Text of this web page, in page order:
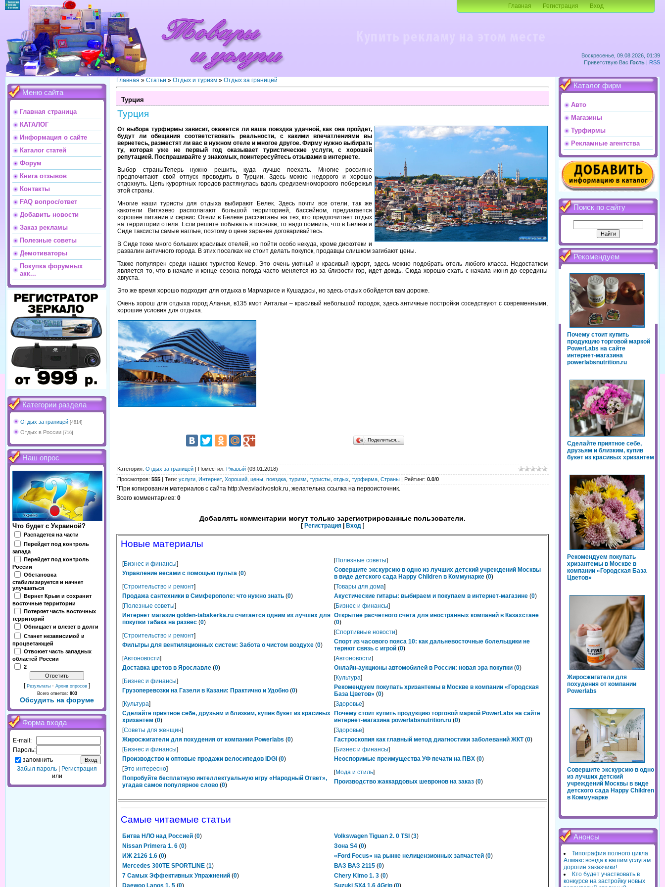
Воскресенье, 09.08.2026, 01:39
Приветствую Вас Гость | RSS
Главная Регистрация Вход
Меню сайта
Главная страница
КАТАЛОГ
Информация о сайте
Каталог статей
Форум
Книга отзывов
Контакты
FAQ вопрос/ответ
Добавить новости
Заказ рекламы
Полезные советы
Демотиваторы
Покупка форумных
акк...
Категории раздела
Отдых за границей [4814]
Отдых в России [716]
Наш опрос
Что будет с Украиной?
Распадется на части
Перейдет под контроль
запада
Перейдет под контроль
России
Обстановка
стабилизируется и начнет
улучшаться
Вернет Крым и сохранит
восточные территории
Потеряет часть восточных
территорий
Обнищает и влезет в долги
Станет независимой и
процветающей
Отвоюет часть западных
областей России
2
[ Результаты · Архив опросов ]
Всего ответов: 803
Обсудить на форуме
Форма входа
E-mail:
Пароль:
запомнить
Забыл пароль
Регистрация
или
Главная » Статьи » Отдых и туризм » Отдых за границей
Турция
Турция
От выбора турфирмы зависит, окажется ли ваша поездка удачной, как она пройдет,
будут ли обещания соответствовать реальности, с какими впечатлениями вы
вернетесь, разместят ли вас в нужном отеле и многое другое. Фирму нужно выбирать
ту, которая уже не первый год оказывает туристические услуги, с хорошей
репутацией. Поспрашивайте у знакомых, поинтересуйтесь отзывами в интернете.
Выбор страныТеперь нужно решить, куда лучше поехать. Многие россияне
предпочитают свой отпуск проводить в Турции. Здесь можно недорого и хорошо
отдохнуть. Цепь курортных городов растянулась вдоль средиземноморского побережья
этой страны.
Многие наши туристы для отдыха выбирают Белек. Здесь почти все отели, так же
какотели Витязево располагают большой территорией, бассейном, предлагается
хорошее питание и сервис. Отели в Белеке рассчитаны на тех, кто предпочитает отдых
на территории отеля. Если решите побывать в поселке, то надо помнить, что в Белеке и
Сиде таксисты самые наглые, поэтому о цене заранее договаривайтесь.
В Сиде тоже много больших красивых отелей, но пойти особо некуда, кроме дискотеки и
развалин античного города. В этих поселках не стоит делать покупок, продавцы слишком загибают цены.
Также популярен среди наших туристов Кемер. Это очень уютный и красивый курорт, здесь можно подобрать отель любого класса. Недостатком
является то, что в начале и конце сезона погода часто меняется из-за близости гор, идет дождь. Сюда хорошо ехать с начала июня до середины
августа.
Это же время хорошо подходит для отдыха в Мармарисе и Кушадасы, но здесь отдых обойдется вам дороже.
Очень хорош для отдыха город Аланья, в135 кмот Антальи – красивый небольшой городок, здесь античные постройки соседствуют с современными,
хорошие условия для отдыха.
Поделиться…
Категория: Отдых за границей | Поместил: Ржавый (03.01.2018)
Просмотров: 555 | Теги: услуги Интернет, Хороший цены поездка туризм туристы отдых турфирма Страны | Рейтинг: 0.0/0
*При копировании материалов с сайта http://vesvladivostok.ru, желательна ссылка на первоисточник.
Всего комментариев: 0
Добавлять комментарии могут только зарегистрированные пользователи.
[ Регистрация Вход ]
Новые материалы
[Бизнес и финансы]
Управление весами с помощью пульта (0)
[Полезные советы]
Совершите экскурсию в одно из лучших детский учреждений Москвы
в виде детского сада Happy Children в Коммунарке (0)
[Строительство и ремонт]
Продажа сантехники в Симферополе: что нужно знать (0)
[Товары для дома]
Акустические гитары: выбираем и покупаем в интернет-магазине (0)
[Полезные советы]
Интернет магазин golden-tabakerka.ru считается одним из лучших для
покупки табака на развес (0)
[Бизнес и финансы]
Открытие расчетного счета для иностранных компаний в Казахстане
(0)
[Строительство и ремонт]
Фильтры для вентиляционных систем: Забота о чистом воздухе (0)
[Спортивные новости]
Спорт из часового пояса 10: как дальневосточные болельщики не
теряют связь с игрой (0)
[Автоновости]
Доставка цветов в Ярославле (0)
[Автоновости]
Онлайн-аукционы автомобилей в России: новая эра покупки (0)
[Бизнес и финансы]
Грузоперевозки на Газели в Казани: Практично и Удобно (0)
[Культура]
Рекомендуем покупать хризантемы в Москве в компании «Городская
База Цветов» (0)
[Культура]
Сделайте приятное себе, друзьям и близким, купив букет из красивых
хризантем (0)
[Здоровье]
Почему стоит купить продукцию торговой маркой PowerLabs на сайте
интернет-магазина powerlabsnutrition.ru (0)
[Советы для женщин]
Жиросжигатели для похудения от компании Powerlabs (0)
[Здоровье]
Гастроскопия как главный метод диагностики заболеваний ЖКТ (0)
[Бизнес и финансы]
Производство и оптовые продажи велосипедов IDGI (0)
[Бизнес и финансы]
Неоспоримые преимущества УФ печати на ПВХ (0)
[Это интересно]
Попробуйте бесплатную интеллектуальную игру «Народный Ответ»,
угадав самое популярное слово (0)
[Мода и стиль]
Производство жаккардовых шевронов на заказ (0)
Самые читаемые статьи
Битва НЛО над Россией (0) Volkswagen Tiguan 2. 0 TSI (3)
Nissan Primera 1. 6 (0) Зона S4 (0)
ИЖ 2126 1.6 (0) «Ford Focus» на рынке нелицензионных запчастей (0)
Mercedes 300TE SPORTLINE (1) ВАЗ ВАЗ 2115 (0)
7 Самых Эффективных Упражнений (0) Chery Kimo 1. 3 (0)
Daewoo Lanos 1. 5 (0) Suzuki SX4 1.6 4Grip (0)
Каталог фирм
Авто
Магазины
Турфирмы
Рекламные агентства
Поиск по сайту
Рекомендуем
Почему стоит купить
продукцию торговой маркой
PowerLabs на сайте
интернет-магазина
powerlabsnutrition.ru
Сделайте приятное себе,
друзьям и близким, купив
букет из красивых хризантем
Рекомендуем покупать
хризантемы в Москве в
компании «Городская База
Цветов»
Жиросжигатели для
похудения от компании
Powerlabs
Совершите экскурсию в одно
из лучших детский
учреждений Москвы в виде
детского сада Happy Children
в Коммунарке
Анонсы
Типография полного цикла
Алмакс всегда к вашим услугам
дорогие заказчики!
Кто будет участвовать в
конкурсе на застройку новых